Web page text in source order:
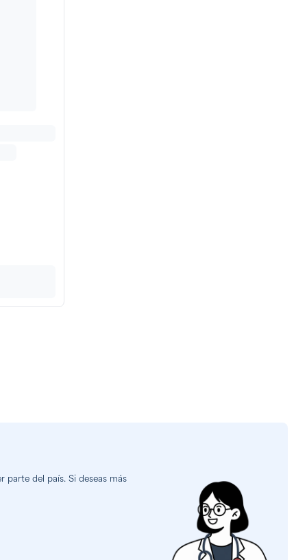
del país. Si deseas más